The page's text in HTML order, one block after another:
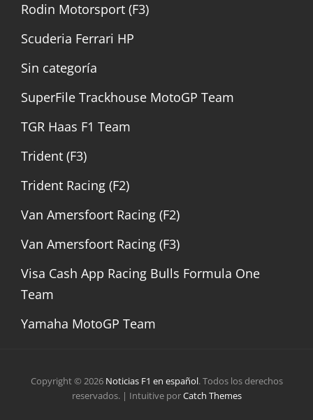
Rodin Motorsport (F3)
Scuderia Ferrari HP
Sin categoría
SuperFile Trackhouse MotoGP Team
TGR Haas F1 Team
Trident (F3)
Trident Racing (F2)
Van Amersfoort Racing (F2)
Van Amersfoort Racing (F3)
Visa Cash App Racing Bulls Formula One
Team
Yamaha MotoGP Team
Copyright © 2026 Noticias F1 en español. Todos los derechos
reservados. | Intuitive porCatch Themes